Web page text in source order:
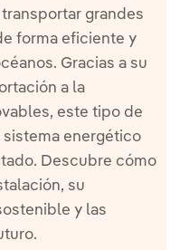
grandes
forma eficiente y
Gracias a su
a la
este tipo de
energético
Descubre cómo
su
y las